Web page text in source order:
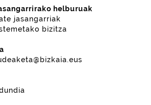
helburuak
jasangarriak
bizitza